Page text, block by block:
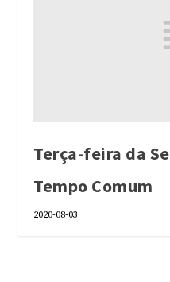
Terça-feira da
Tempo Comum
2020-08-03